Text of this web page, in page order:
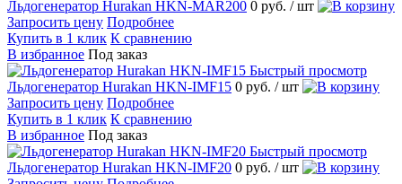
Льдогенератор Hurakan HKN-MAR200 0 руб. / шт
Запросить цену Подробнее
Купить в 1 клик К сравнению
В избранное Под заказ
Быстрый просмотр
Льдогенератор Hurakan HKN-IMF15 0 руб. / шт
Запросить цену Подробнее
Купить в 1 клик К сравнению
В избранное Под заказ
Быстрый просмотр
Льдогенератор Hurakan HKN-IMF20 0 руб. / шт